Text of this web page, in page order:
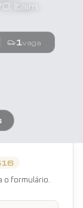
Itaim
1vaga
o formulário.